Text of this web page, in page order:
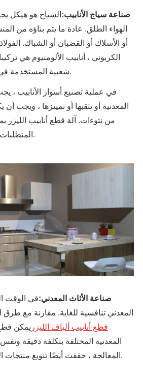
صناعة سياج الأنابيب: السياج هو هيكل
الهواء الطلق. عادة ما يتم بناؤه من
أو الأسلاك أو القضبان أو الشباك.
الكربوني ، أنابيب الألومنيوم هي
شعبية المستخدمة في تصنيع السياج المعدني.
في عملية تصنيع أسوار الأنابيب ،
المعدنية أو تثقبها أو تمييزها ، ويجب أن
من نتوءات. آلة قطع أنابيب
المتطلبات لمعالجة أسوار الأنابيب.
صناعة الأثاث المعدني:في الوقت
المعدني تنافسية للغاية. مقارنة مع طرق
قطع أنابيب ألياف الليزر يمكن قطع
المعدنية المختلفة بتكلفة دقيقة
المعالجة ، حققت أيضًا تنويع منتجات الأثاث ومتعددة الوظائف.